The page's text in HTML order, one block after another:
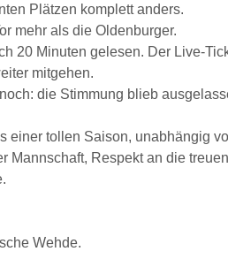
Plätzen komplett anders.
mehr als die Oldenburger.
20 Minuten gelesen. Der Live-
mitgehen.
die Stimmung blieb
einer tollen Saison, unabhängig
Mannschaft, Respekt an die
Wehde.